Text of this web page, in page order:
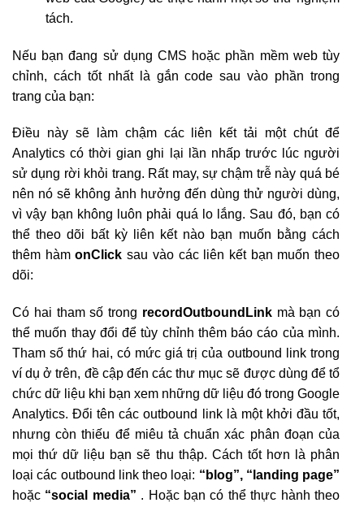
tách.
Nếu bạn đang sử dụng CMS hoặc phần mềm web tùy
chỉnh, cách tốt nhất là gắn code sau vào phần trong
trang của bạn:
Điều này sẽ làm chậm các liên kết tải một chút để
Analytics có thời gian ghi lại lần nhấp trước lúc người
sử dụng rời khỏi trang. Rất may, sự chậm trễ này quá bé
nên nó sẽ không ảnh hưởng đến dùng thử người dùng,
vì vậy bạn không luôn phải quá lo lắng. Sau đó, bạn có
thể theo dõi bất kỳ liên kết nào bạn muốn bằng cách
thêm hàmonClicksau vào các liên kết bạn muốn theo
dõi:
Có hai tham số trong recordOutboundLink mà bạn có
thể muốn thay đổi để tùy chỉnh thêm báo cáo của mình.
Tham số thứ hai, có mức giá trị của outbound link trong
ví dụ ở trên, đề cập đến các thư mục sẽ được dùng để tổ
chức dữ liệu khi bạn xem những dữ liệu đó trong Google
Analytics. Đổi tên các outbound link là một khởi đầu tốt,
nhưng còn thiếu để miêu tả chuẩn xác phân đoạn của
mọi thứ dữ liệu bạn sẽ thu thập. Cách tốt hơn là phân
loại các outbound link theo loại: “blog”, “landing page”
hoặc “social media” . Hoặc bạn có thể thực hành theo